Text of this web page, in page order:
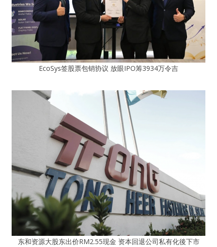
EcoSys签股票包销协议 放眼IPO筹3934万令吉
东和资源大股东出价RM2.55现金 资本回退公司私有化後下市